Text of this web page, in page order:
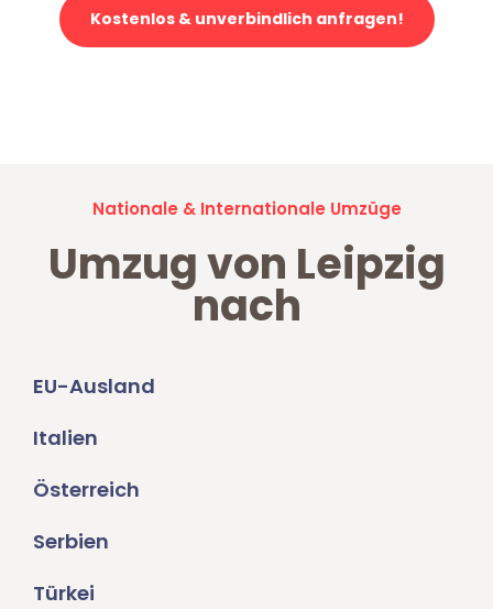
Kostenlos & unverbindlich anfragen!
Nationale & Internationale Umzüge
Umzug von Leipzig
nach
EU-Ausland
Italien
Österreich
Serbien
Türkei